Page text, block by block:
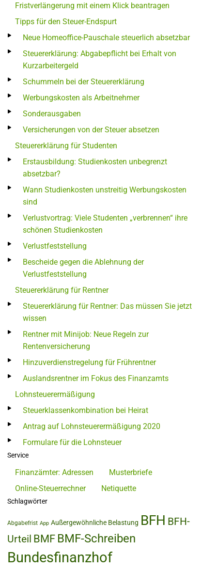
Fristverlängerung mit einem Klick beantragen
Tipps für den Steuer-Endspurt
Neue Homeoffice-Pauschale steuerlich absetzbar
Steuererklärung: Abgabepflicht bei Erhalt von
Kurzarbeitergeld
Schummeln bei der Steuererklärung
Werbungskosten als Arbeitnehmer
Sonderausgaben
Versicherungen von der Steuer absetzen
Steuererklärung für Studenten
Erstausbildung: Studienkosten unbegrenzt
absetzbar?
Wann Studienkosten unstreitig Werbungskosten
sind
Verlustvortrag: Viele Studenten „verbrennen“ ihre
schönen Studienkosten
Verlustfeststellung
Bescheide gegen die Ablehnung der
Verlustfeststellung
Steuererklärung für Rentner
Steuererklärung für Rentner: Das müssen Sie jetzt
wissen
Rentner mit Minijob: Neue Regeln zur
Rentenversicherung
Hinzuverdienstregelung für Frührentner
Auslandsrentner im Fokus des Finanzamts
Lohnsteuerermäßigung
Steuerklassenkombination bei Heirat
Antrag auf Lohnsteuerermäßigung 2020
Formulare für die Lohnsteuer
Service
Finanzämter: Adressen
Musterbriefe
Online-Steuerrechner
Netiquette
Schlagwörter
Abgabefrist App Außergewöhnliche Belastung BFH BFH-
Urteil BMF BMF-Schreiben
Bundesfinanzhof